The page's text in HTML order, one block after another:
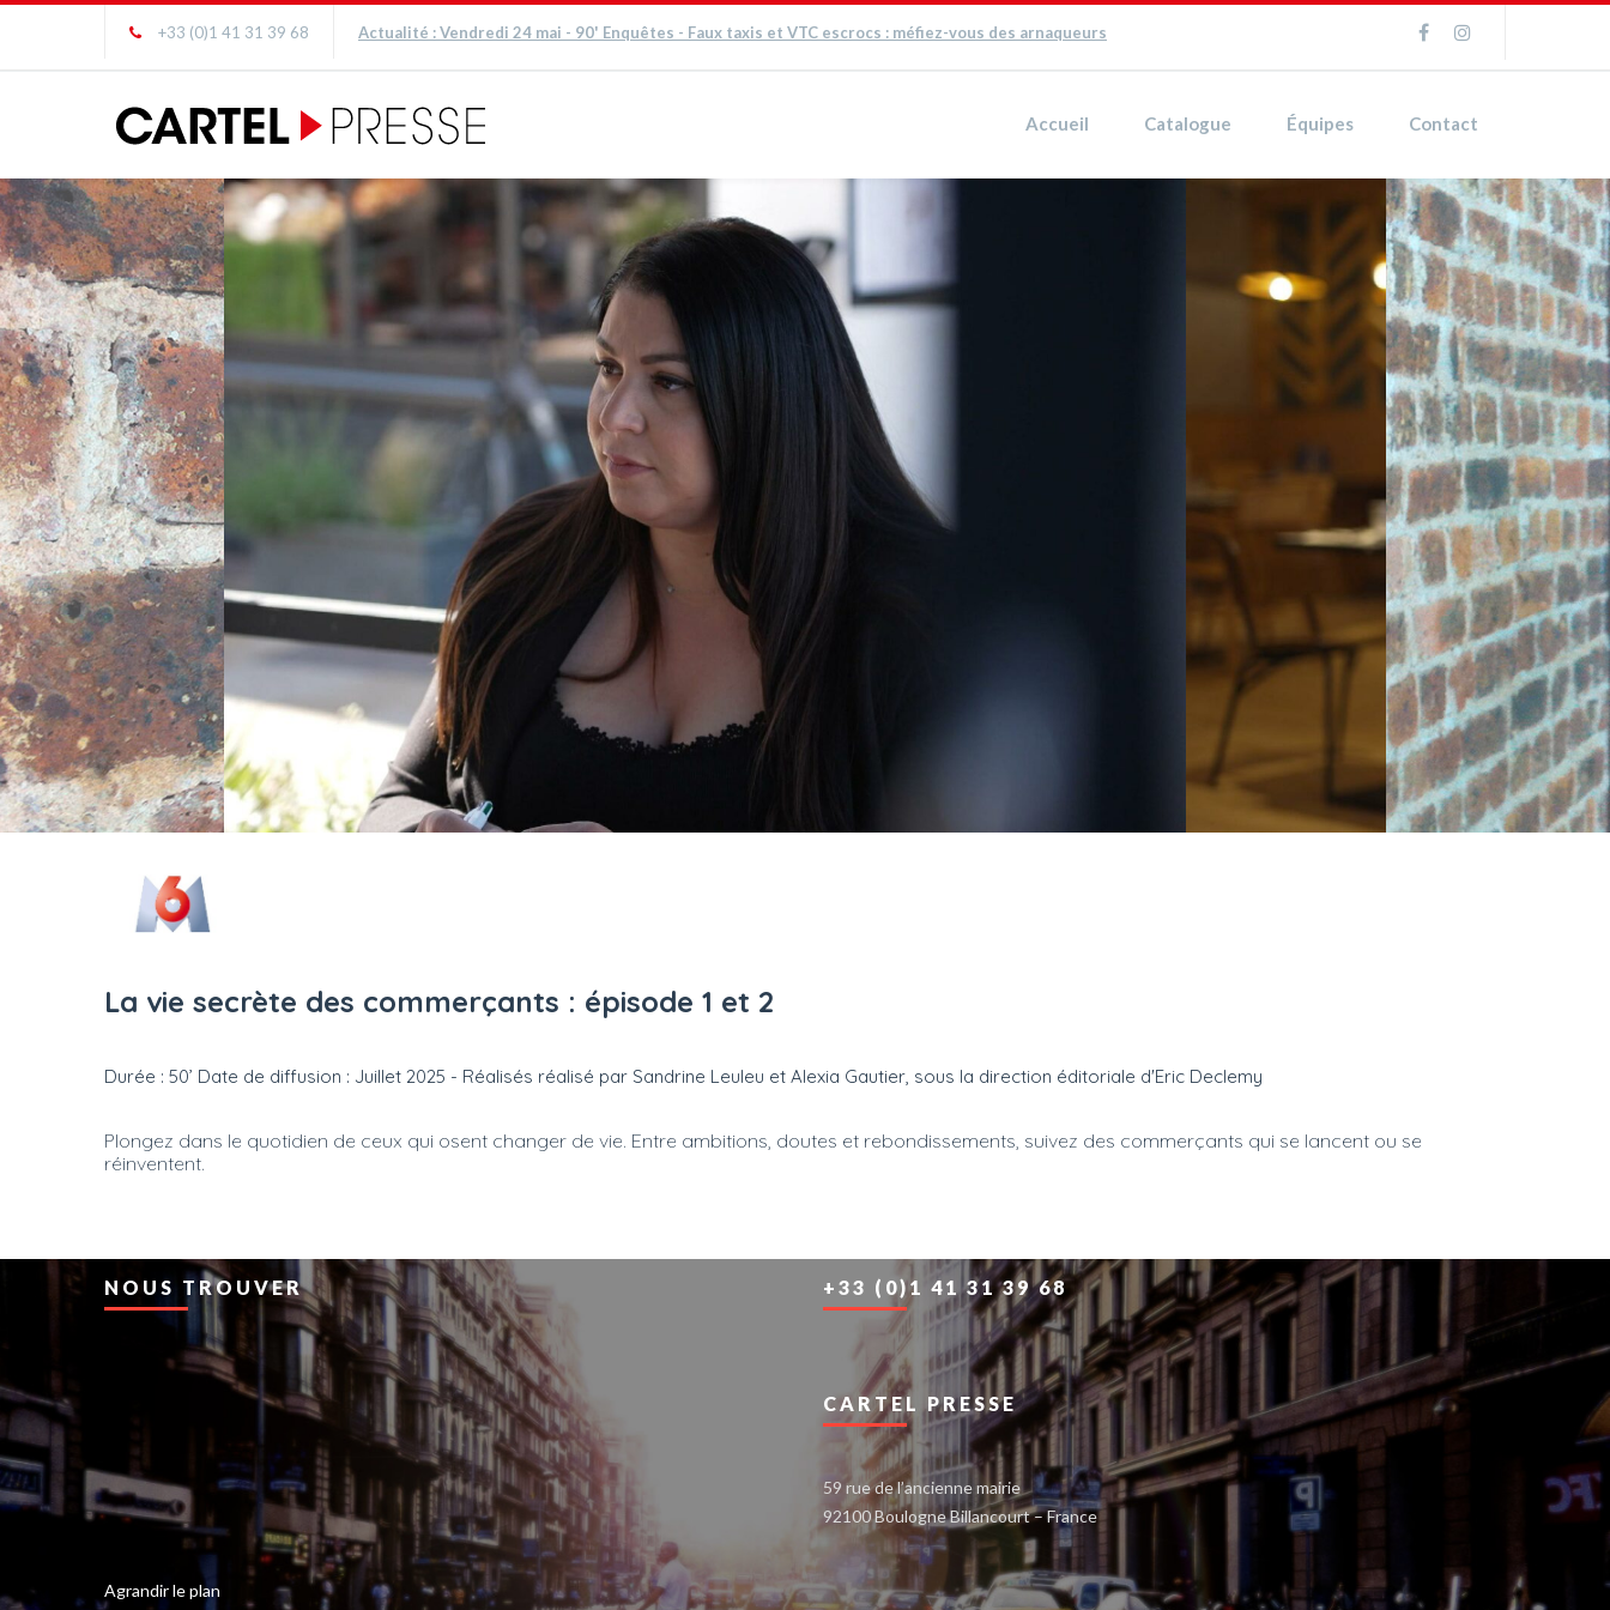
+33 (0)1 41 31 39 68 Actualité : Vendredi 24 mai - 90' Enquêtes - Faux taxis et VTC escrocs : méfiez-vous des arnaqueurs
Accueil Catalogue Équipes Contact
La vie secrète des commerçants : épisode 1 et 2
Durée : 50’ Date de diffusion : Juillet 2025 - Réalisés réalisé par Sandrine Leuleu et Alexia Gautier, sous la direction éditoriale d'Eric Declemy
Plongez dans le quotidien de ceux qui osent changer de vie. Entre ambitions, doutes et rebondissements, suivez des commerçants qui se lancent ou se
réinventent.
NOUS TROUVER
Agrandir le plan
+33 (0)1 41 31 39 68
CARTEL PRESSE
59 rue de l’ancienne mairie
92100 Boulogne Billancourt – France